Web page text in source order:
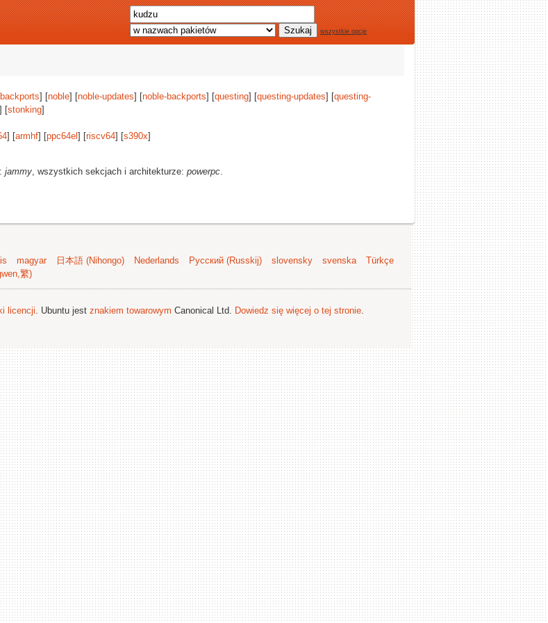
wszystkie opcje
] [noble] [noble-updates] [noble-backports] [questing] [questing-updates] [questing-
] [stonking]
] [armhf] [ppc64el ] [riscv64] [s390x]
jammy, wszystkich sekcjach i architekturze: powerpc.
magyar 日本語 (Nihongo) Nederlands Русский (Russkij) slovensky svenska
Türkçe
繁)
licencji. Ubuntu jest znakiem towarowym Canonical Ltd. Dowiedz się więcej o tej stronie.